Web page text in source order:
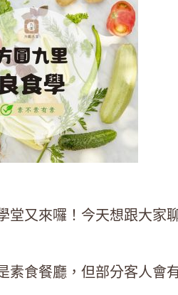
堂又來囉！今天想跟大家
素食餐廳，但部分客人會